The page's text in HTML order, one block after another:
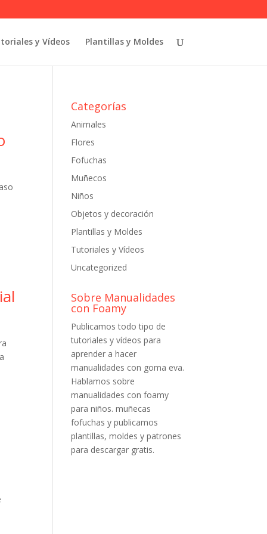
y Vídeos Plantillas y Moldes
Categorías
Animales
Flores
Fofuchas
Muñecos
Niños
Objetos y decoración
Plantillas y Moldes
Tutoriales y Vídeos
Uncategorized
Sobre Manualidades
con Foamy
Publicamos todo tipo de
tutoriales y vídeos para
aprender a hacer
manualidades con goma eva.
Hablamos sobre
manualidades con foamy
para niños. muñecas
fofuchas y publicamos
plantillas, moldes y patrones
para descargar gratis.